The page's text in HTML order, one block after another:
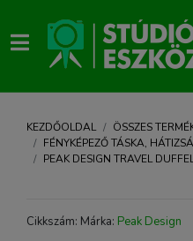
KEZDŐOLDAL ÖSSZES
FÉNYKÉPEZŐ TÁSKA,
PEAK DESIGN TRAVEL
Cikkszám: Márka: Peak Design